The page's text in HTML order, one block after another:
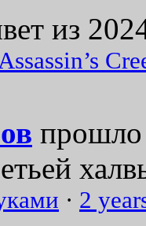
из
прошло
· 2